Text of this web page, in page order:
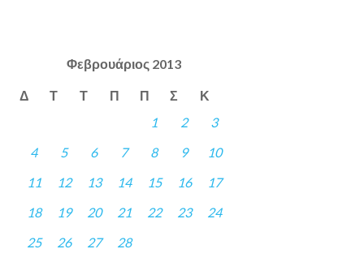
Φεβρουάριος 2013
Δ Τ Τ Π Π Σ Κ
1 2
3
4
5 6 7 8 9
10
11
12 13 14 15 16
17
18
19 20 21 22 23
24
25
26 27 28